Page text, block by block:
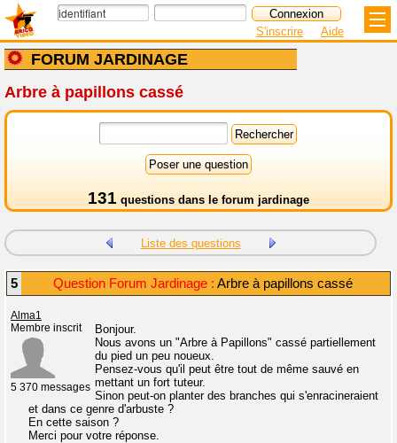
FORUM JARDINAGE
S'inscrire Aide
Arbre à papillons cassé
131 questions dans le forum jardinage
Liste des questions
5 Question Forum Jardinage : Arbre à papillons cassé
Alma1
Membre inscrit
5 370 messages
Bonjour.
Nous avons un "Arbre à Papillons" cassé partiellement
du pied un peu noueux.
Pensez-vous qu'il peut être tout de même sauvé en
mettant un fort tuteur.
Sinon peut-on planter des branches qui s'enracineraient
et dans ce genre d'arbuste ?
En cette saison ?
Merci pour votre réponse.